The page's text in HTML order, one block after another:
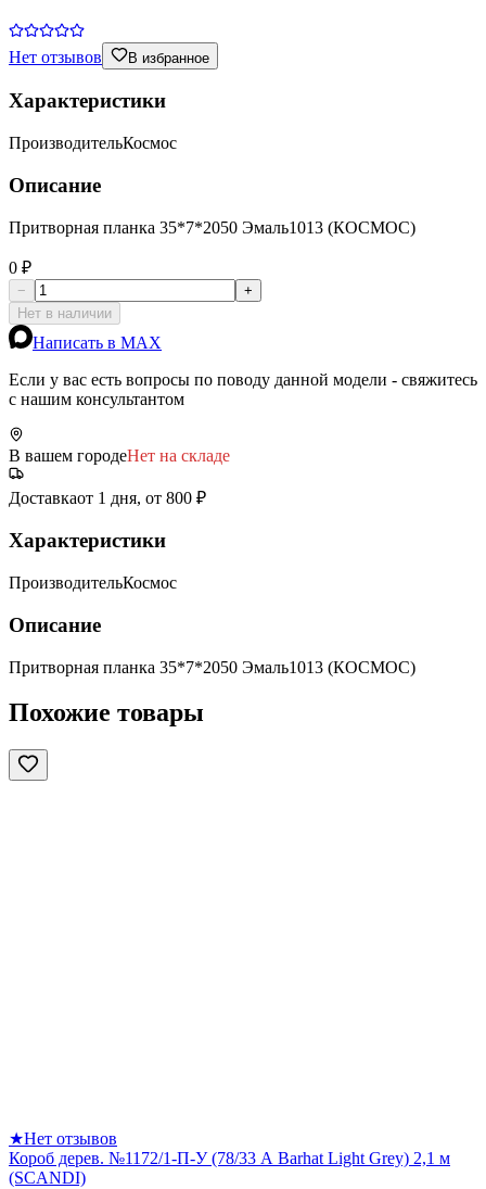
Нет отзывов В избранное
Характеристики
ПроизводительКосмос
Описание
Притворная планка 35*7*2050 Эмаль1013 (КОСМОС)
0 ₽
−
+
Нет в наличии
Написать в MAX
Если у вас есть вопросы по поводу данной модели - свяжитесь
с нашим консультантом
В вашем городеНет на складе
Доставкаот 1 дня, от 800 ₽
Характеристики
ПроизводительКосмос
Описание
Притворная планка 35*7*2050 Эмаль1013 (КОСМОС)
Похожие товары
★Нет отзывов
Короб дерев. №1172/1-П-У (78/33 А Barhat Light Grey) 2,1 м
(SCANDI)